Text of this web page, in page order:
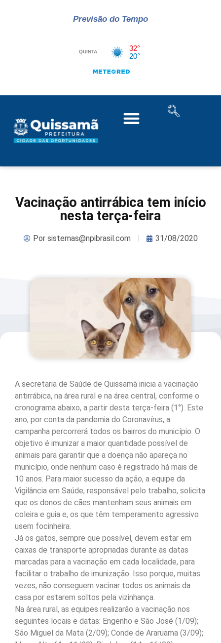
Previsão do Tempo
Vacinação antirrábica tem início
nesta terça-feira
Porsistemas@npibrasil.com 31/08/2020
A secretaria de Saúde de Quissamã inicia a vacinação
antirrábica, na área rural e na área central, conforme o
cronograma abaixo, a partir desta terça-feira (1°). Este
ano, por conta da pandemia do Coronavírus, a
campanha percorrerá todos os bairros do município. O
objetivo é imunizar a maior quantidade possível de
animais para garantir que a doença não apareça no
município, onde nenhum caso é registrado há mais de
10 anos. Para maior sucesso da ação, a equipe da
Vigilância em Saúde, responsável pelo trabalho, solicita
que os donos de cães mantenham seus animais em
coleira e guia e, os que têm temperamento agressivo
usem focinheira.
Já os gatos, sempre que possível, devem estar em
caixas de transporte apropriadas durante as datas
marcadas para a vacinação em cada localidade, para
facilitar o trabalho de imunização. Isso porque, muitas
vezes, não conseguem vacinar todos os animais da
casa por estarem soltos pela vizinhança.
Na área rural, as equipes realizarão a vacinação nos
seguintes locais e datas: Engenho e São José (1/09);
São Miguel da Mata (2/09); Conde de Araruama (3/09);